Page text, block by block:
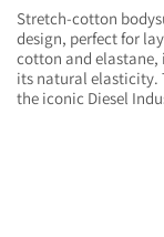
Stretch-cotton
design, perfect for
cotton and elastane,
its natural elasticity.
the iconic Diesel